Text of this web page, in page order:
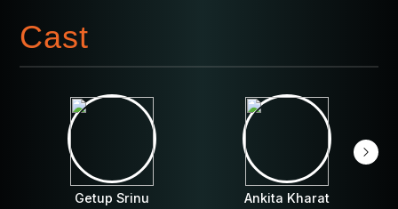
Cast
Getup Srinu Ankita Kharat